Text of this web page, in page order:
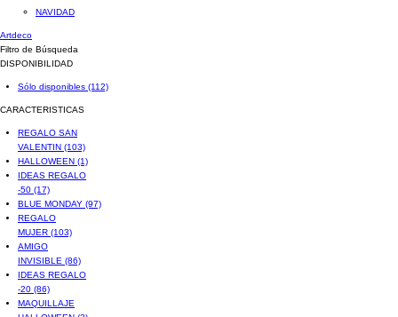
NAVIDAD
Artdeco
Filtro de Búsqueda
DISPONIBILIDAD
Sólo disponibles (112)
CARACTERISTICAS
REGALO SAN
VALENTIN (103)
HALLOWEEN (1)
IDEAS REGALO
-50 (17)
BLUE MONDAY (97)
REGALO
MUJER (103)
AMIGO
INVISIBLE (86)
IDEAS REGALO
-20 (86)
MAQUILLAJE